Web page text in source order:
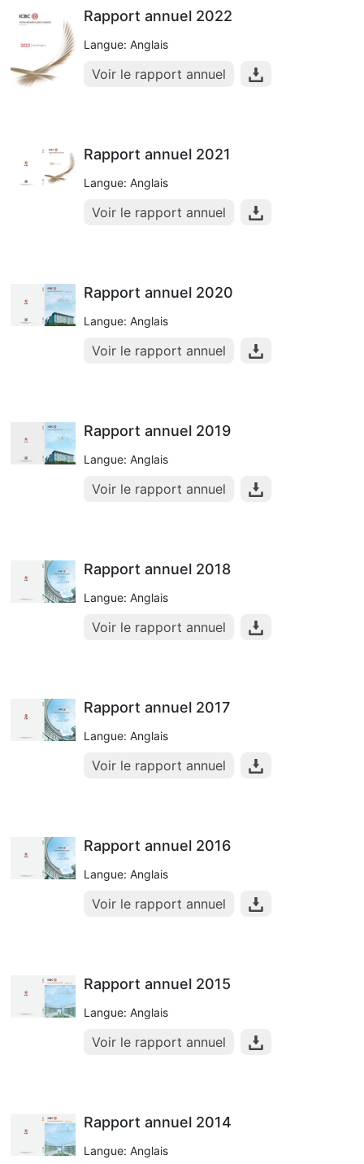
Rapport annuel 2022
Langue: Anglais
Voir le rapport annuel
Rapport annuel 2021
Langue: Anglais
Voir le rapport annuel
Rapport annuel 2020
Langue: Anglais
Voir le rapport annuel
Rapport annuel 2019
Langue: Anglais
Voir le rapport annuel
Rapport annuel 2018
Langue: Anglais
Voir le rapport annuel
Rapport annuel 2017
Langue: Anglais
Voir le rapport annuel
Rapport annuel 2016
Langue: Anglais
Voir le rapport annuel
Rapport annuel 2015
Langue: Anglais
Voir le rapport annuel
Rapport annuel 2014
Langue: Anglais